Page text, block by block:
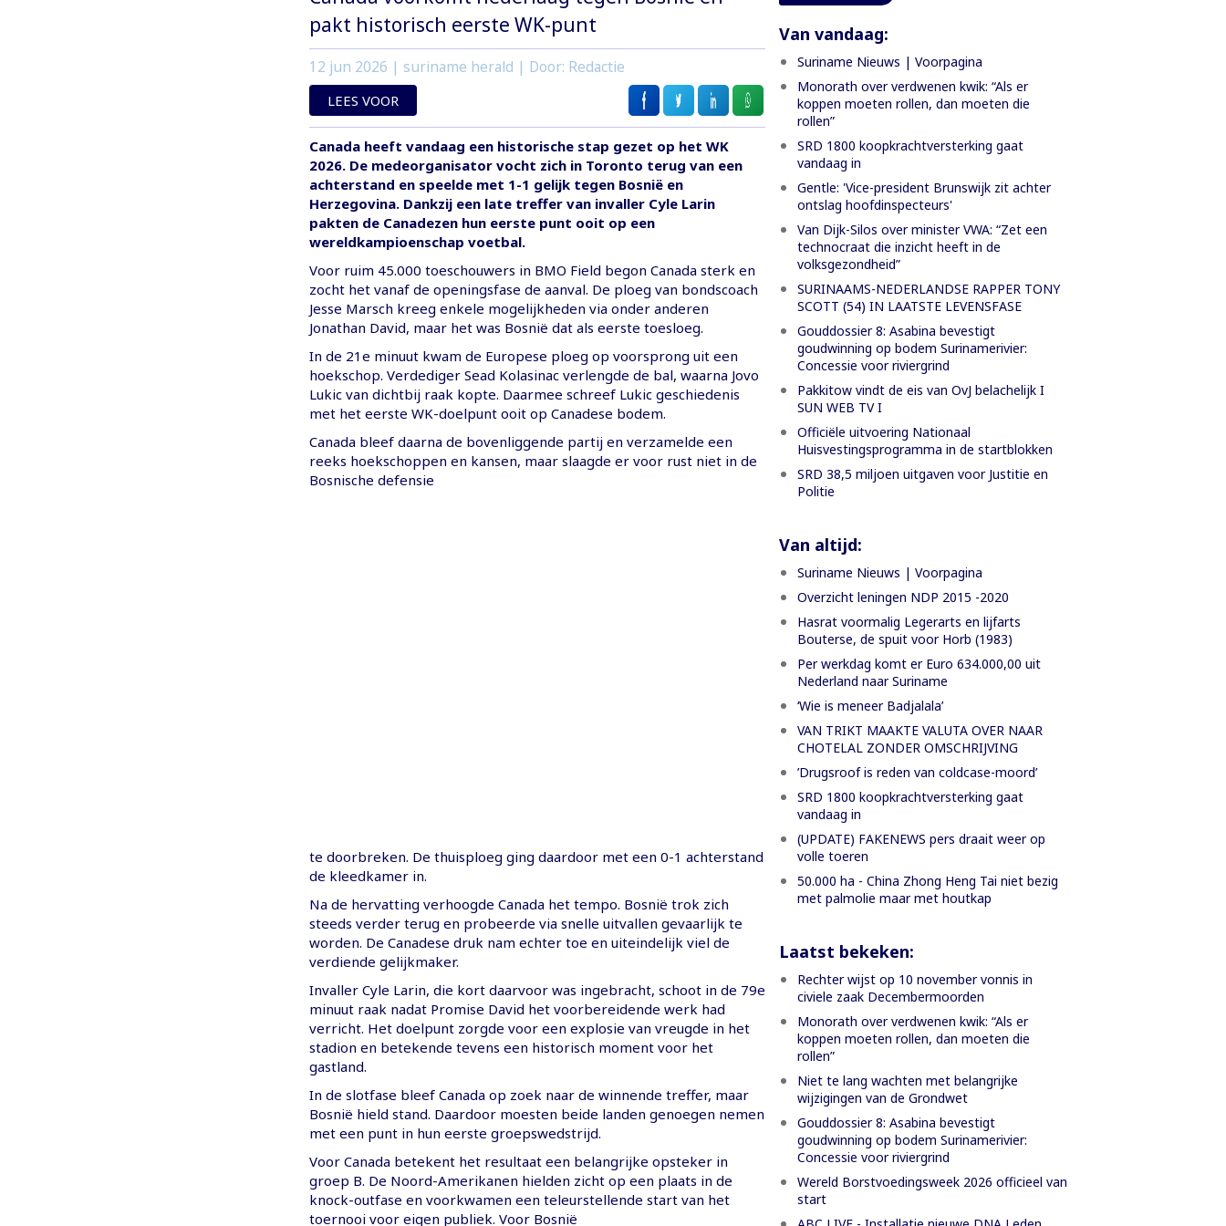
pakt historisch eerste WK-punt
12 jun 2026 | suriname herald | Door: Redactie
LEES VOOR
Canada heeft vandaag een historische stap gezet op het WK
2026. De medeorganisator vocht zich in Toronto terug van een
achterstand en speelde met 1-1 gelijk tegen Bosnië en
Herzegovina. Dankzij een late treffer van invaller Cyle Larin
pakten de Canadezen hun eerste punt ooit op een
wereldkampioenschap voetbal.
Voor ruim 45.000 toeschouwers in BMO Field begon Canada sterk en
zocht het vanaf de openingsfase de aanval. De ploeg van bondscoach
Jesse Marsch kreeg enkele mogelijkheden via onder anderen
Jonathan David, maar het was Bosnië dat als eerste toesloeg.
In de 21e minuut kwam de Europese ploeg op voorsprong uit een
hoekschop. Verdediger Sead Kolasinac verlengde de bal, waarna Jovo
Lukic van dichtbij raak kopte. Daarmee schreef Lukic geschiedenis
met het eerste WK-doelpunt ooit op Canadese bodem.
Canada bleef daarna de bovenliggende partij en verzamelde een
reeks hoekschoppen en kansen, maar slaagde er voor rust niet in de
Bosnische defensie
te doorbreken. De thuisploeg ging daardoor met een 0-1 achterstand
de kleedkamer in.
Na de hervatting verhoogde Canada het tempo. Bosnië trok zich
steeds verder terug en probeerde via snelle uitvallen gevaarlijk te
worden. De Canadese druk nam echter toe en uiteindelijk viel de
verdiende gelijkmaker.
Invaller Cyle Larin, die kort daarvoor was ingebracht, schoot in de 79e
minuut raak nadat Promise David het voorbereidende werk had
verricht. Het doelpunt zorgde voor een explosie van vreugde in het
stadion en betekende tevens een historisch moment voor het
gastland.
In de slotfase bleef Canada op zoek naar de winnende treffer, maar
Bosnië hield stand. Daardoor moesten beide landen genoegen nemen
met een punt in hun eerste groepswedstrijd.
Voor Canada betekent het resultaat een belangrijke opsteker in
groep B. De Noord-Amerikanen hielden zicht op een plaats in de
knock-outfase en voorkwamen een teleurstellende start van het
toernooi voor eigen publiek. Voor Bosnië
Van vandaag:
Suriname Nieuws | Voorpagina
Monorath over verdwenen kwik: “Als er
koppen moeten rollen, dan moeten die
rollen”
SRD 1800 koopkrachtversterking gaat
vandaag in
Gentle: 'Vice-president Brunswijk zit achter
ontslag hoofdinspecteurs'
Van Dijk-Silos over minister VWA: “Zet een
technocraat die inzicht heeft in de
volksgezondheid”
SURINAAMS-NEDERLANDSE RAPPER TONY
SCOTT (54) IN LAATSTE LEVENSFASE
Gouddossier 8: Asabina bevestigt
goudwinning op bodem Surinamerivier:
Concessie voor riviergrind
Pakkitow vindt de eis van OvJ belachelijk I
SUN WEB TV I
Officiële uitvoering Nationaal
Huisvestingsprogramma in de startblokken
SRD 38,5 miljoen uitgaven voor Justitie en
Politie
Van altijd:
Suriname Nieuws | Voorpagina
Overzicht leningen NDP 2015 -2020
Hasrat voormalig Legerarts en lijfarts
Bouterse, de spuit voor Horb (1983)
Per werkdag komt er Euro 634.000,00 uit
Nederland naar Suriname
‘Wie is meneer Badjalala’
VAN TRIKT MAAKTE VALUTA OVER NAAR
CHOTELAL ZONDER OMSCHRIJVING
’Drugsroof is reden van coldcase-moord’
SRD 1800 koopkrachtversterking gaat
vandaag in
(UPDATE) FAKENEWS pers draait weer op
volle toeren
50.000 ha - China Zhong Heng Tai niet bezig
met palmolie maar met houtkap
Laatst bekeken:
Rechter wijst op 10 november vonnis in
civiele zaak Decembermoorden
Monorath over verdwenen kwik: “Als er
koppen moeten rollen, dan moeten die
rollen”
Niet te lang wachten met belangrijke
wijzigingen van de Grondwet
Gouddossier 8: Asabina bevestigt
goudwinning op bodem Surinamerivier:
Concessie voor riviergrind
Wereld Borstvoedingsweek 2026 officieel van
start